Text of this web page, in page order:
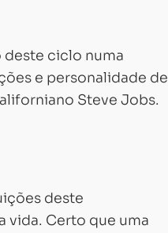
deste ciclo numa
e personalidade de
Steve Jobs.
deste
vida. Certo que uma